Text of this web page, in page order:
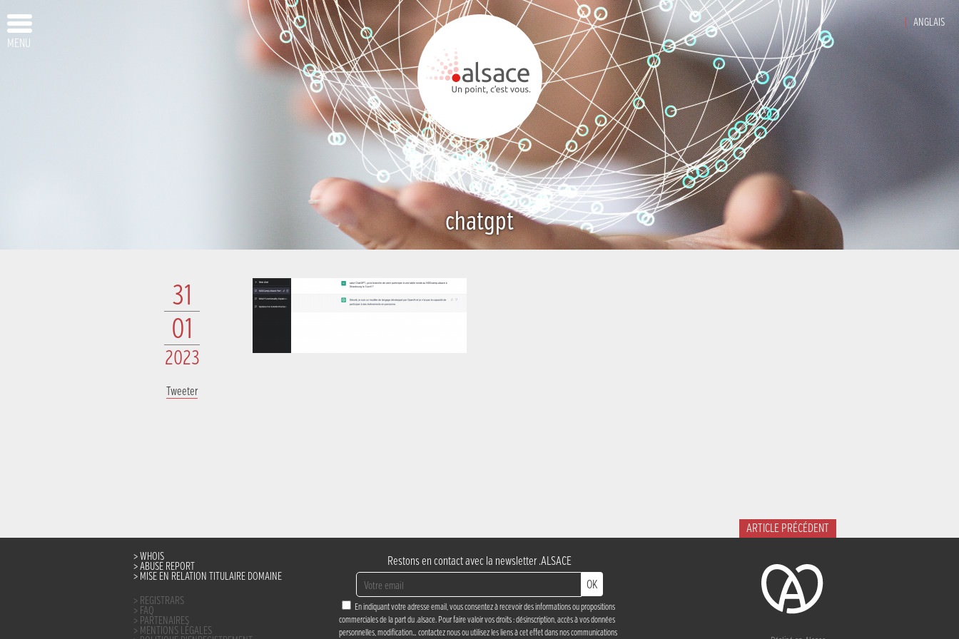
MENU
ANGLAIS
chatgpt
31
01
2023
Tweeter
ARTICLE PRÉCÉDENT
WHOIS
ABUSE REPORT
MISE EN RELATION TITULAIRE DOMAINE
REGISTRARS
FAQ
PARTENAIRES
MENTIONS LÉGALES
Restons en contact avec la newsletter .ALSACE
OK
En indiquant votre adresse email, vous consentez à recevoir des informations ou propositions
commerciales de la part du .alsace. Pour faire valoir vos droits : désinscription, accès à vos données
personnelles, modification… contactez nousou utilisez les liens à cet effet dans nos communications